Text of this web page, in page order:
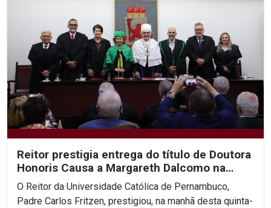
Reitor prestigia entrega do título de Doutora
Honoris Causa a Margareth Dalcomo na
UFPE
O Reitor da Universidade Católica de Pernambuco,
Padre Carlos Fritzen, prestigiou, na manhã desta quinta-